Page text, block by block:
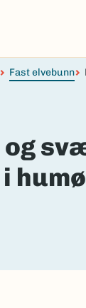
Fast elvebunn
og